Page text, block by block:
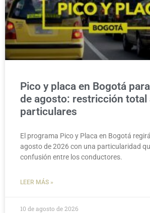
Pico y placa en Bogotá
de agosto: restricción total
particulares
El programa Pico y Placa en Bogotá
agosto de 2026 con una particularidad
confusión entre los conductores.
LEER MÁS »
10 de agosto de 2026